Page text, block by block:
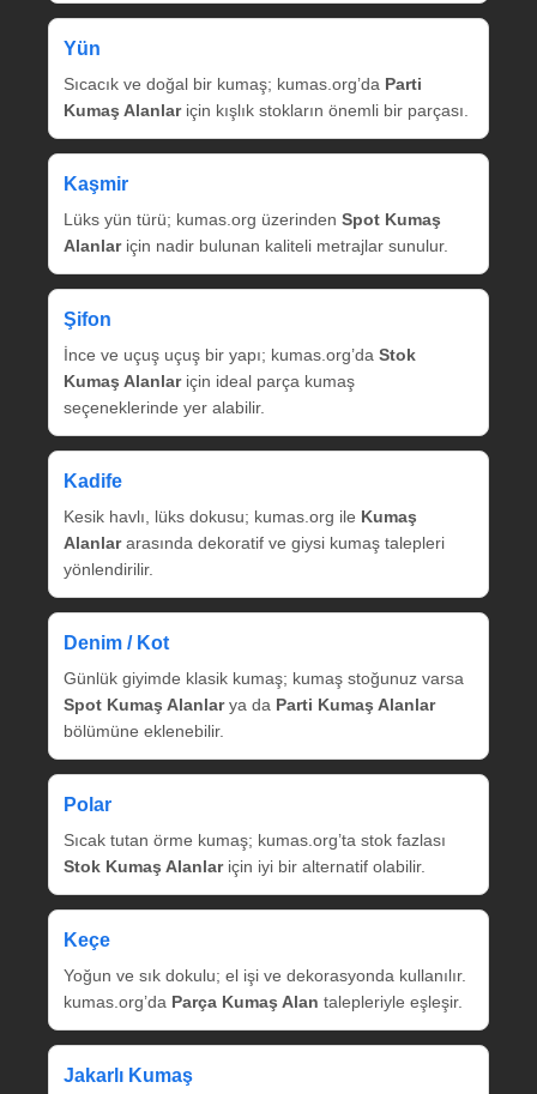
Yün
Sıcacık ve doğal bir kumaş; kumas.org’da Parti
Kumaş Alanlariçin kışlık stokların önemli bir parçası.
Kaşmir
Lüks yün türü; kumas.org üzerinden Spot Kumaş
Alanlariçin nadir bulunan kaliteli metrajlar sunulur.
Şifon
İnce ve uçuş uçuş bir yapı; kumas.org’da Stok
Kumaş Alanlariçin ideal parça kumaş
seçeneklerinde yer alabilir.
Kadife
Kesik havlı, lüks dokusu; kumas.org ile Kumaş
Alanlararasında dekoratif ve giysi kumaş talepleri
yönlendirilir.
Denim / Kot
Günlük giyimde klasik kumaş; kumaş stoğunuz varsa
Spot Kumaş Alanlarya da Parti Kumaş Alanlar
bölümüne eklenebilir.
Polar
Sıcak tutan örme kumaş; kumas.org’ta stok fazlası
Stok Kumaş Alanlariçin iyi bir alternatif olabilir.
Keçe
Yoğun ve sık dokulu; el işi ve dekorasyonda kullanılır.
kumas.org’da Parça Kumaş Alan talepleriyle eşleşir.
Jakarlı Kumaş